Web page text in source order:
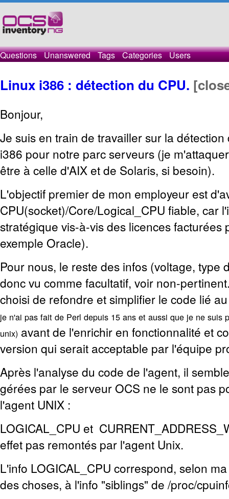
Questions Unanswered Tags Categories Users
Linux i386 : détection du CPU.
Bonjour,
Je suis en train de travailler sur la détection
i386 pour notre parc serveurs (je
être à celle d'AIX et de Solaris, si besoin).
L'objectif premier de mon employeur est
CPU(socket)/Core/Logical_CPU fiable, car
stratégique vis-à-vis des licences facturées
exemple Oracle).
Pour nous, le reste des infos (voltage, type
donc vu comme facultatif, voir non-
choisi de refondre et simplifier le code lié
je n'ai pas fait de Perl depuis 15 ans et aussi que je ne suis
unix) avant de l'enrichir en fonctionnalité et
version qui serait acceptable par l'équipe
Après l'analyse du code de l'agent, il
gérées par le serveur OCS ne le sont pas
l'agent UNIX :
LOGICAL_CPU et
effet pas remontés par l'agent Unix.
L'info LOGICAL_CPU correspond, selon
des choses, à l'info "siblings" de /proc/